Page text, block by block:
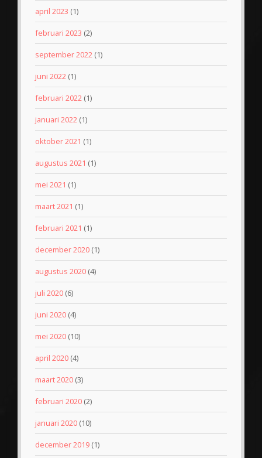
april 2023 (1)
februari 2023 (2)
september 2022 (1)
juni 2022 (1)
februari 2022 (1)
januari 2022 (1)
oktober 2021 (1)
augustus 2021 (1)
mei 2021 (1)
maart 2021 (1)
februari 2021 (1)
december 2020 (1)
augustus 2020 (4)
juli 2020 (6)
juni 2020 (4)
mei 2020 (10)
april 2020 (4)
maart 2020 (3)
februari 2020 (2)
januari 2020 (10)
december 2019 (1)